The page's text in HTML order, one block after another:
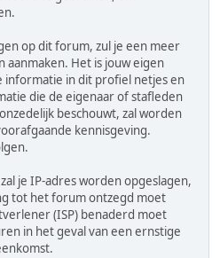
op dit forum, zul je een meer
Het is jouw eigen
in dit profiel netjes en
die de eigenaar of stafleden
beschouwt, zal worden
kennisgeving.
je IP-adres worden opgeslagen,
tot het forum ontzegd moet
(ISP) benaderd moet
in het geval van een ernstige